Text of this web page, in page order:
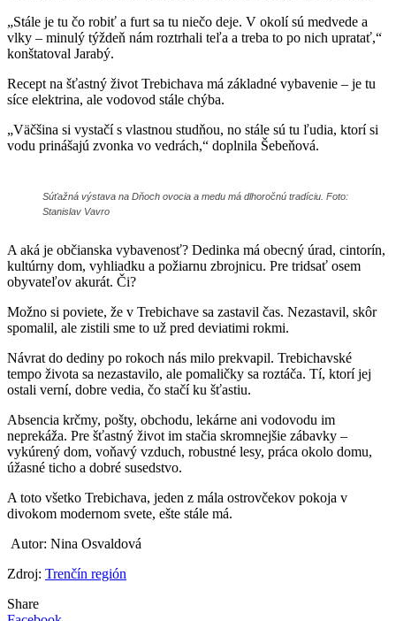
„Stále je tu čo robiť a furt sa tu niečo deje. V okolí sú medvede a
vlky – minulý týždeň nám roztrhali teľa a treba to po nich upratať,“
konštatoval Jarabý.
Recept na šťastný život Trebichava má základné vybavenie – je tu
síce elektrina, ale vodovod stále chýba.
„Väčšina si vystačí s vlastnou studňou, no stále sú tu ľudia, ktorí si
vodu prinášajú zvonka vo vedrách,“ doplnila Šebeňová.
Súťažná výstava na Dňoch ovocia a medu má dlhoročnú tradíciu. Foto:
Stanislav Vavro
A aká je občianska vybavenosť? Dedinka má obecný úrad, cintorín,
kultúrny dom, vyhliadku a požiarnu zbrojnicu. Pre tridsať osem
obyvateľov akurát. Či?
Možno si poviete, že v Trebichave sa zastavil čas. Nezastavil, skôr
spomalil, ale zistili sme to už pred deviatimi rokmi.
Návrat do dediny po rokoch nás milo prekvapil. Trebichavské
tempo života sa nezastavilo, ale pomaličky sa roztáča. Tí, ktorí jej
ostali verní, dobre vedia, čo stačí ku šťastiu.
Absencia krčmy, pošty, obchodu, lekárne ani vodovodu im
neprekáža. Pre šťastný život im stačia skromnejšie zábavky –
vykúrený dom, voňavý vzduch, robustné lesy, práca okolo domu,
úžasné ticho a dobré susedstvo.
A toto všetko Trebichava, jeden z mála ostrovčekov pokoja v
divokom modernom svete, ešte stále má.
Autor: Nina Osvaldová
Zdroj: Trenčín región
Share